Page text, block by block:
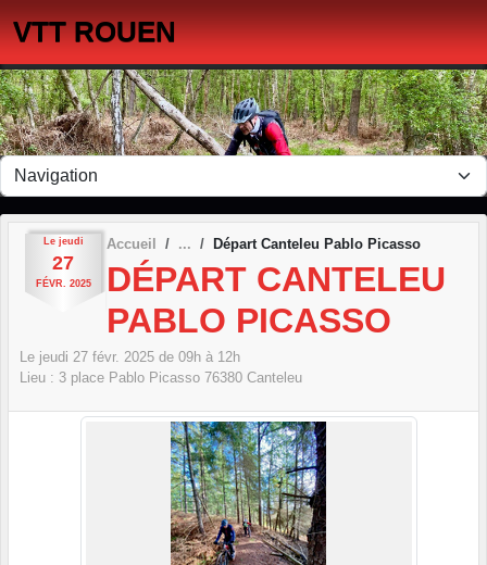
VTT ROUEN
Le jeudi
27
FÉVR. 2025
Accueil Départ Canteleu Pablo Picasso
DÉPART CANTELEU
PABLO PICASSO
Le jeudi 27 févr. 2025 de 09h à 12h
Lieu : 3 place Pablo Picasso 76380 Canteleu